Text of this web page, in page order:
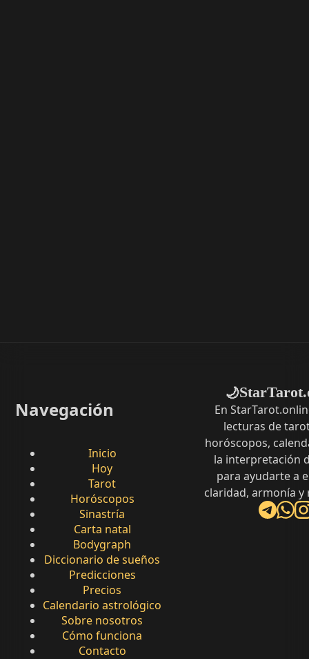
Navegación
Inicio
Hoy
Tarot
Horóscopos
Sinastría
Carta natal
Bodygraph
Diccionario de sueños
Predicciones
Precios
Calendario astrológico
Sobre nosotros
Cómo funciona
Contacto
🌙
En
lecturas de
horóscopos,
la interpretación
para ayudarte a
claridad, armonía y